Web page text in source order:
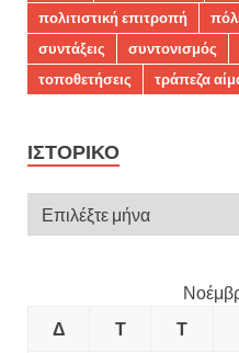
πολιτιστική επιτροπή
συντάξεις
συντονισμός
τοποθετήσεις
τράπεζα
ΙΣΤΟΡΙΚΌ
Δ
Τ Τ